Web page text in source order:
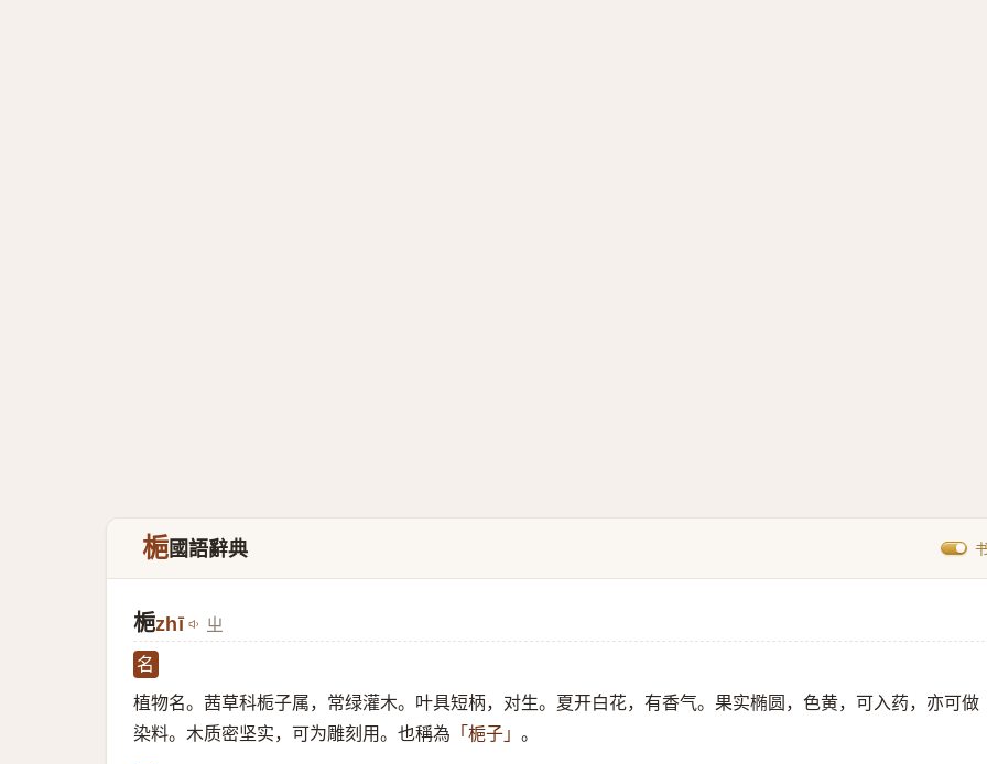
梔國語辭典
梔zhī ㄓ
名
植物名。茜草科栀子属，常绿灌木。叶具短柄，对生。夏开白花，有香气。果实椭圆，色黄，可入药，亦可做
染料。木质密坚实，可为雕刻用。也稱為 「梔子」 。